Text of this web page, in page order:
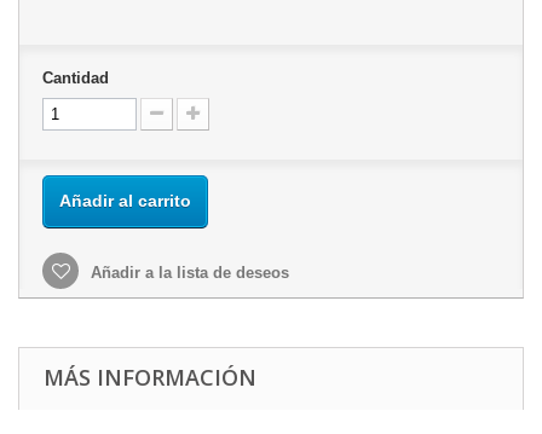
Cantidad
Añadir al carrito
Añadir a la lista de deseos
MÁS INFORMACIÓN